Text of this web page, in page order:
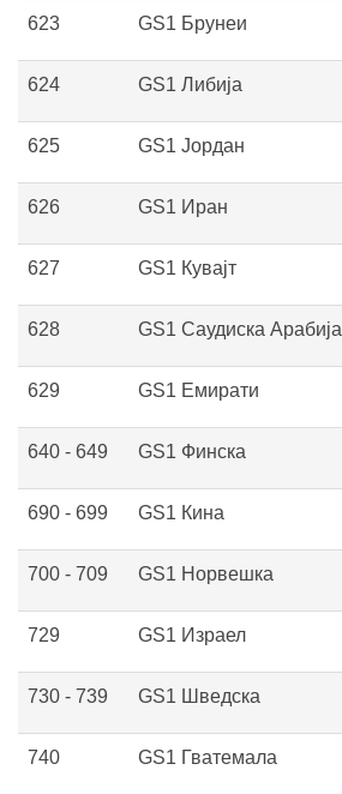
623 GS1 Брунеи
624 GS1 Либија
625 GS1 Јордан
626 GS1 Иран
627 GS1 Кувајт
628 GS1 Саудиска Арабија
629 GS1 Емирати
640 - 649 GS1 Финска
690 - 699 GS1 Кина
700 - 709 GS1 Норвешка
729 GS1 Израел
730 - 739 GS1 Шведска
740 GS1 Гватемала